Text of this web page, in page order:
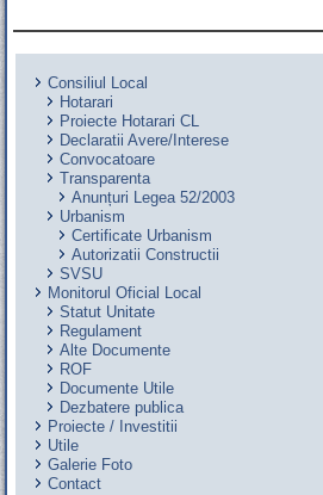
Consiliul Local
Hotarari
Proiecte Hotarari CL
Declaratii Avere/Interese
Convocatoare
Transparenta
Anunțuri Legea 52/2003
Urbanism
Certificate Urbanism
Autorizatii Constructii
SVSU
Monitorul Oficial Local
Statut Unitate
Regulament
Alte Documente
ROF
Documente Utile
Dezbatere publica
Proiecte / Investitii
Utile
Galerie Foto
Contact